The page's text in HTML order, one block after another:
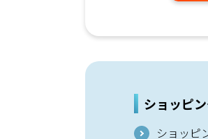
ショッピ
ショッピ